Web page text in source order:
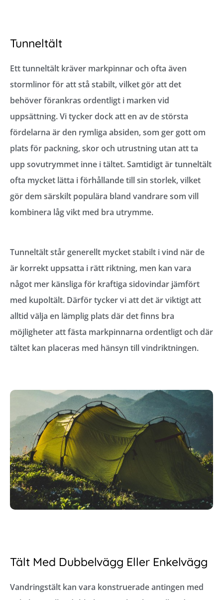
Tunneltält
Ett tunneltält kräver markpinnar och ofta även
stormlinor för att stå stabilt, vilket gör att det
behöver förankras ordentligt i marken vid
uppsättning. Vi tycker dock att en av de största
fördelarna är den rymliga absiden, som ger gott om
plats för packning, skor och utrustning utan att ta
upp sovutrymmet inne i tältet. Samtidigt är tunneltält
ofta mycket lätta i förhållande till sin storlek, vilket
gör dem särskilt populära bland vandrare som vill
kombinera låg vikt med bra utrymme.
Tunneltält står generellt mycket stabilt i vind när de
är korrekt uppsatta i rätt riktning, men kan vara
något mer känsliga för kraftiga sidovindar jämfört
med kupoltält. Därför tycker vi att det är viktigt att
alltid välja en lämplig plats där det finns bra
möjligheter att fästa markpinnarna ordentligt och där
tältet kan placeras med hänsyn till vindriktningen.
Tält Med Dubbelvägg Eller Enkelvägg
Vandringstält kan vara konstruerade antingen med